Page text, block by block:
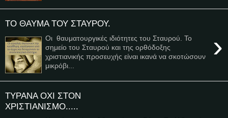
ΤΟ ΘΑΥΜΑ ΤΟΥ ΣΤΑΥΡΟΥ.
›
Οι θαυματουργικές ιδιότητες του Σταυρού. Το
σημείο του Σταυρού και της ορθόδοξης
χριστιανικής προσευχής είναι ικανά να σκοτώσουν
μικρόβι...
ΤΥΡΑΝΑ ΟΧΙ ΣΤΟΝ
ΧΡΙΣΤΙΑΝΙΣΜΟ.....